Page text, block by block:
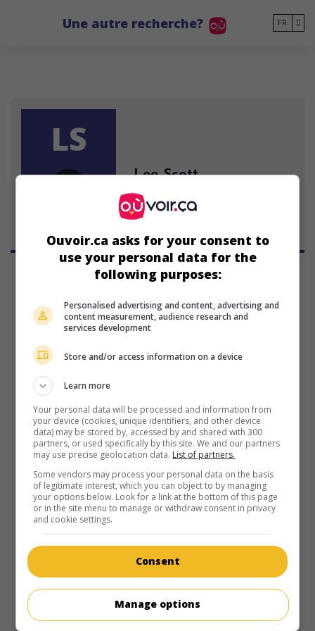
Une autre recherche? FR
LS
Leo Scott
au cinéma sur mes écrans
mis fin à sa carrière en raison d'un cancer de la gorge,
extraits d'archives narrés par son fils Jack.
Durée: 109 min.
au cinéma
É.-U. 2013. Drame de moeursde Gia Coppola avec Emma
Roberts,Jack Kilmer,James Franco. Dans une banlieue
californienne, quatre garçons et filles de familles aisées
passent le temps à chercher des émotions fortes pour
Ouvoir.ca asks for your consent to
use your personal data for the
following purposes:
Personalised advertising and content, advertising and
content measurement, audience research and
services development
Store and/or access information on a device
Learn more
Your personal data will be processed and information from
your device (cookies, unique identifiers, and other device
data) may be stored by, accessed by and shared with 300
partners, or used specifically by this site. We and our partners
may use precise geolocation data. List of partners.
Some vendors may process your personal data on the basis
of legitimate interest, which you can object to by managing
your options below. Look for a link at the bottom of this page
or in the site menu to manage or withdraw consent in privacy
and cookie settings.
Consent
Manage options